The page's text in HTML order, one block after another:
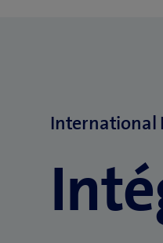
International